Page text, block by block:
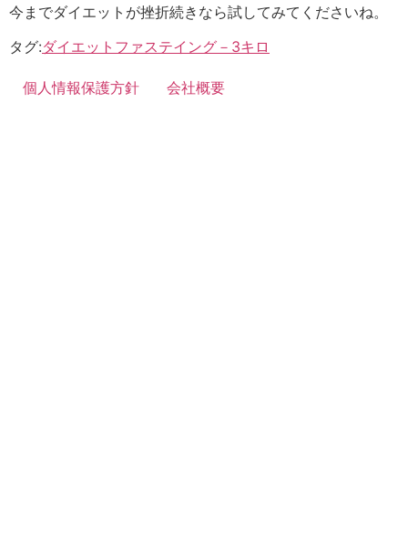
今までダイエットが挫折続きなら試してみてくださいね。
タグ:ダイエット ファステイング －3キロ
個人情報保護方針 会社概要